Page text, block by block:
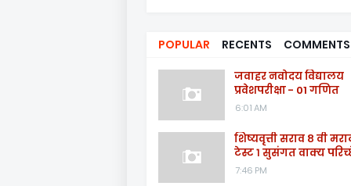
POPULAR RECENTS COMMENTS
जवाहर नवोदय विद्यालय
प्रवेशपरीक्षा - 01 गणित
6:01 AM
शिष्यवृत्ती सराव ८ वी
टेस्ट १ सुसंगत वाक्य
7:46 PM